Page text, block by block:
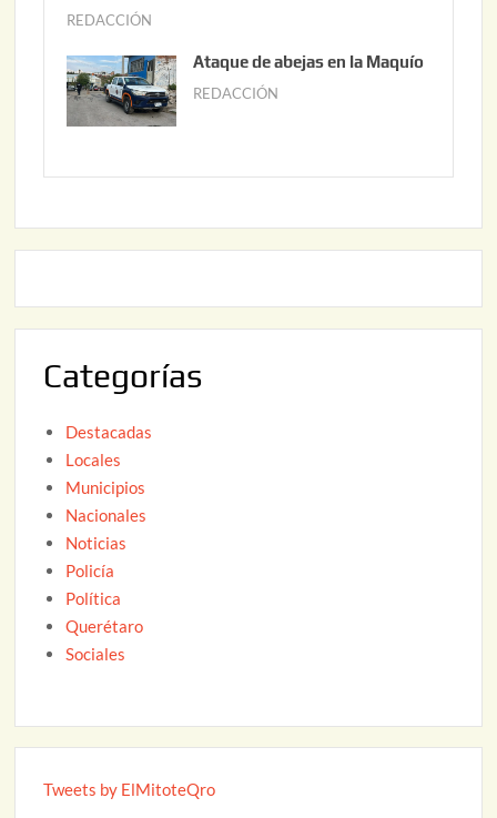
,
2
0
6
REDACCIÓN
n
i
o
Ataque de abejas en la Maquío
REDACCIÓN
o
2
Categorías
Destacadas
Locales
Municipios
Nacionales
Noticias
Policía
Política
Querétaro
Sociales
Tweets by ElMitoteQro